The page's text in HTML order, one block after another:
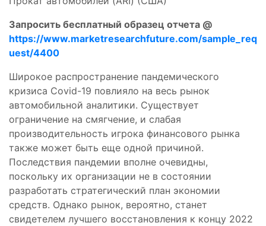
Запросить бесплатный образец отчета @
https://www.marketresearchfuture.com/sample_req
uest/4400
Широкое распространение пандемического
кризиса Covid-19 повлияло на весь рынок
автомобильной аналитики. Существует
ограничение на смягчение, и слабая
производительность игрока финансового рынка
также может быть еще одной причиной.
Последствия пандемии вполне очевидны,
поскольку их организации не в состоянии
разработать стратегический план экономии
средств. Однако рынок, вероятно, станет
свидетелем лучшего восстановления к концу 2022